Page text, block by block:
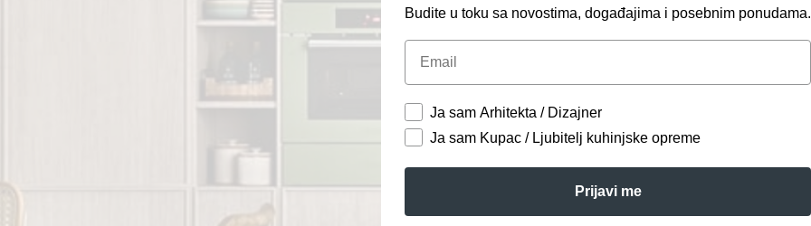
Budite u toku sa novostima, događajima i posebnim ponudama.
Email
Ja sam Arhitekta / Dizajner
Ja sam Kupac / Ljubitelj kuhinjske opreme
Prijavi me